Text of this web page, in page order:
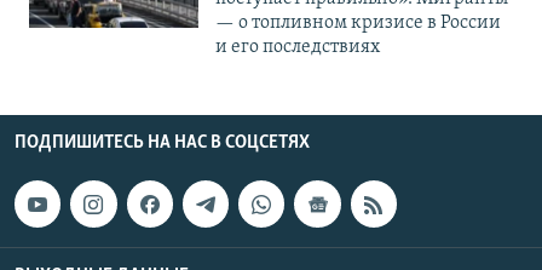
— о топливном кризисе в России
и его последствиях
ПОДПИШИТЕСЬ НА НАС В СОЦСЕТЯХ